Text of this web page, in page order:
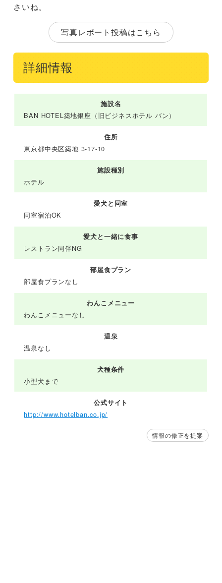
さいね。
写真レポート投稿はこちら
詳細情報
施設名
BAN HOTEL築地銀座（旧ビジネスホテル バン）
住所
東京都中央区築地 3-17-10
施設種別
ホテル
愛犬と同室
同室宿泊OK
愛犬と一緒に食事
レストラン同伴NG
部屋食プラン
部屋食プランなし
わんこメニュー
わんこメニューなし
温泉
温泉なし
犬種条件
小型犬まで
公式サイト
http://www.hotelban.co.jp/
情報の修正を提案